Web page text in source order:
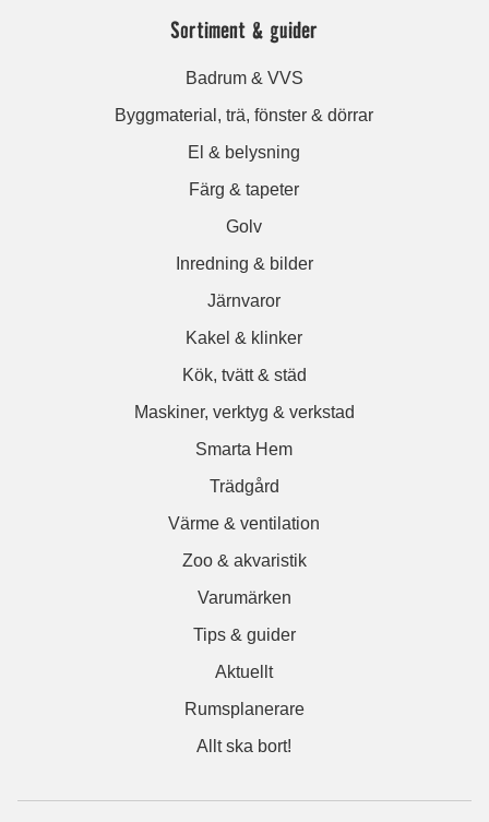
Sortiment & guider
Badrum & VVS
Byggmaterial, trä, fönster & dörrar
El & belysning
Färg & tapeter
Golv
Inredning & bilder
Järnvaror
Kakel & klinker
Kök, tvätt & städ
Maskiner, verktyg & verkstad
Smarta Hem
Trädgård
Värme & ventilation
Zoo & akvaristik
Varumärken
Tips & guider
Aktuellt
Rumsplanerare
Allt ska bort!